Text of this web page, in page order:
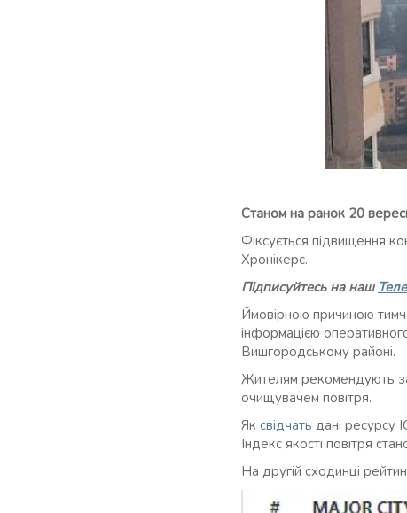
Станом на ранок 20
Фіксується підвищення
Хронікерс.
Підписуйтесь на наш
Ймовірною причиною
інформацією
Вишгородському районі.
Жителям рекомендують
очищувачем повітря.
Як свідчать дані ресурсу
Індекс якості повітря
На другій сходинці